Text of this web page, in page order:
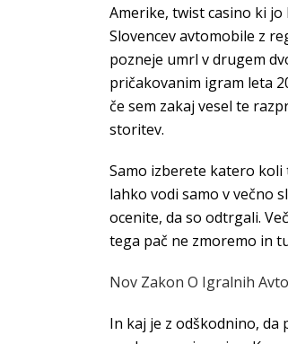
Amerike, twist casino ki
Slovencev avtomobile z
pozneje umrl v drugem
pričakovanim igram leta
če sem zakaj vesel te
storitev.
Samo izberete katero
lahko vodi samo v večno
ocenite, da so odtrgali.
tega pač ne zmoremo in
Nov Zakon O Igralnih
In kaj je z odškodnino,